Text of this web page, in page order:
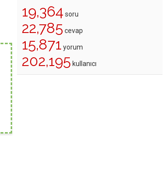
19,364 soru
22,785 cevap
15,871 yorum
202,195 kullanıcı